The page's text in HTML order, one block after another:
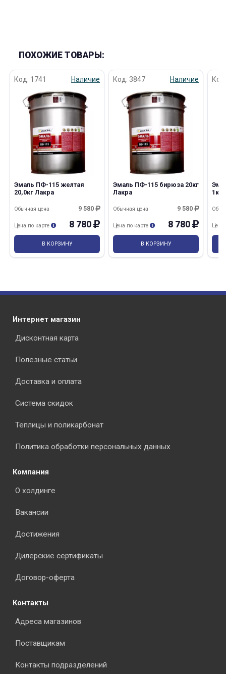
ПОХОЖИЕ ТОВАРЫ:
Код: 1741 Наличие
Эмаль ПФ-115 желтая
20,0кг Лакра
9 580
Обычная цена
8 780
Цена по карте
В КОРЗИНУ
Код: 3847 Наличие
Эмаль ПФ-115 бирюза 20кг
Лакра
9 580
Обычная цена
8 780
Цена по карте
В КОРЗИНУ
1кг
Цена
Интернет магазин
Дисконтная карта
Полезные статьи
Доставка и оплата
Система скидок
Теплицы и поликарбонат
Политика обработки персональных данных
Компания
О холдинге
Вакансии
Достижения
Дилерские сертификаты
Договор-оферта
Контакты
Адреса магазинов
Поставщикам
Контакты подразделений